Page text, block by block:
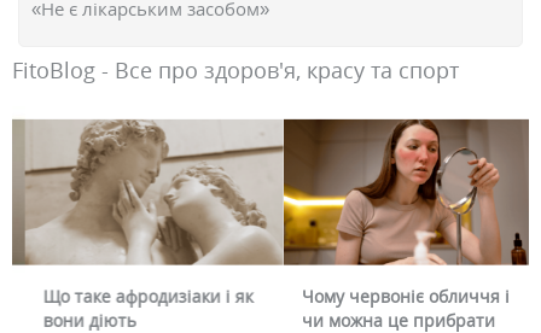
«Не є лікарським засобом»
FitoBlog - Все про здоров'я, красу та спорт
Що таке афродизіаки і як
вони діють
Чому червоніє обличчя і
чи можна це прибрати